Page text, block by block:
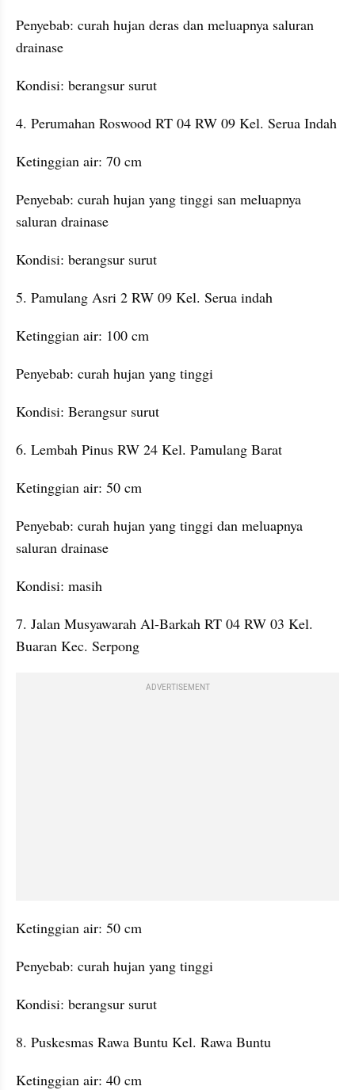
Penyebab: curah hujan deras dan meluapnya saluran
drainase
Kondisi: berangsur surut
4. Perumahan Roswood RT 04 RW 09 Kel. Serua Indah
Ketinggian air: 70 cm
Penyebab: curah hujan yang tinggi san meluapnya
saluran drainase
Kondisi: berangsur surut
5. Pamulang Asri 2 RW 09 Kel. Serua indah
Ketinggian air: 100 cm
Penyebab: curah hujan yang tinggi
Kondisi: Berangsur surut
6. Lembah Pinus RW 24 Kel. Pamulang Barat
Ketinggian air: 50 cm
Penyebab: curah hujan yang tinggi dan meluapnya
saluran drainase
Kondisi: masih
7. Jalan Musyawarah Al-Barkah RT 04 RW 03 Kel.
Buaran Kec. Serpong
ADVERTISEMENT
Ketinggian air: 50 cm
Penyebab: curah hujan yang tinggi
Kondisi: berangsur surut
8. Puskesmas Rawa Buntu Kel. Rawa Buntu
Ketinggian air: 40 cm